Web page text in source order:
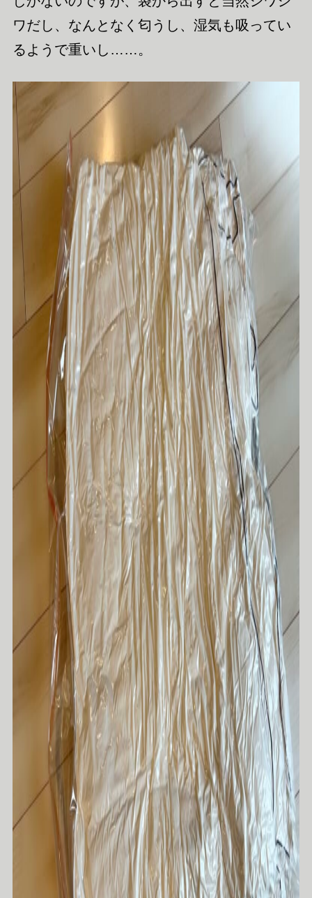
ワだし、なんとなく匂うし、湿気も吸ってい
るようで重いし……。